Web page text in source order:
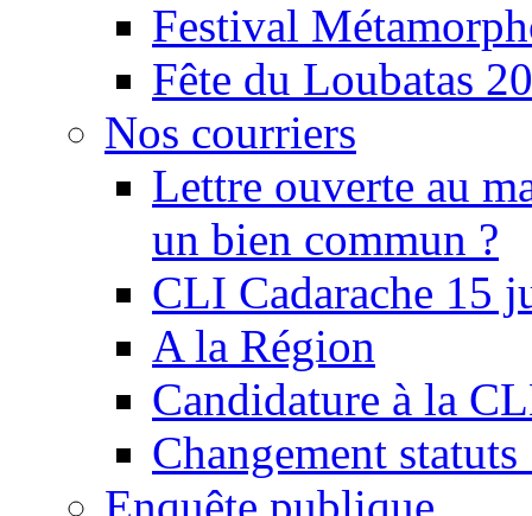
Festival
Fête du Loubatas
Nos courriers
Lettre ouverte au
un bien commun ?
CLI Cadarache 15
A la Région
Candidature à la
Changement